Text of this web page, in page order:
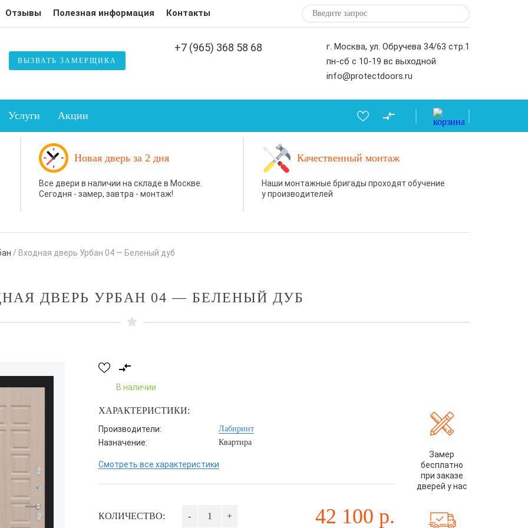
Отзывы Полезная информация Контакты
ВЫЗВАТЬ ЗАМЕРЩИКА
+7 (965) 368 58 68
г. Москва, ул. Обручева 34/63 стр.1
пн-сб с 10-19 вс выходной
info@protectdoors.ru
Услуги Акции
Новая дверь за 2 дня
Все двери в наличии на складе в Москве.
Сегодня - замер, завтра - монтаж!
Качественный монтаж
Наши монтажные бригады проходят обучение
у производителей
/ Входная дверь Урбан 04 — Беленый дуб
ДВЕРЬ УРБАН 04 — БЕЛЕНЫЙ ДУБ
В наличии
ХАРАКТЕРИСТИКИ:
Производители: Лабиринт
Назначение: Квартира
Смотреть все характеристики
КОЛИЧЕСТВО: - + 42 100 р.
Замер
бесплатно
при заказе
дверей у нас